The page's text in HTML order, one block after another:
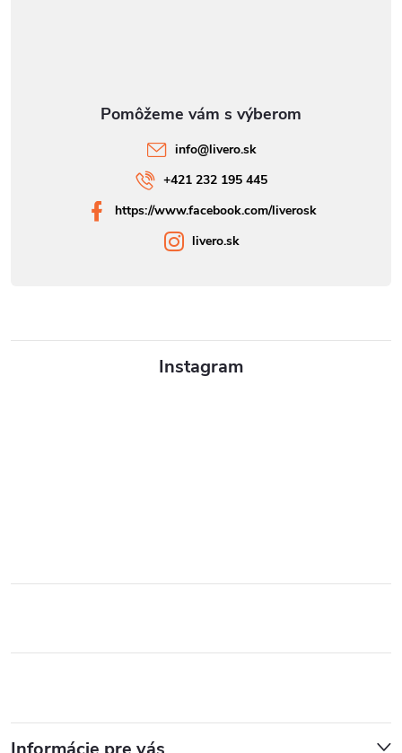
Instagram
info@livero.sk
+421 232 195 445
https://www.facebook.com/liverosk
livero.sk